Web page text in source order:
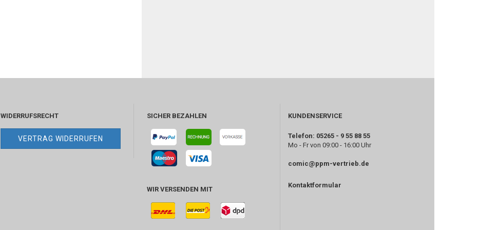
WIDERRUFSRECHT
VERTRAG WIDERRUFEN
SICHER BEZAHLEN
WIR VERSENDEN MIT
KUNDENSERVICE
Telefon: 05265 - 9 55 88 55
Mo - Fr von 09:00 - 16:00 Uhr
comic@ppm-vertrieb.de
Kontaktformular